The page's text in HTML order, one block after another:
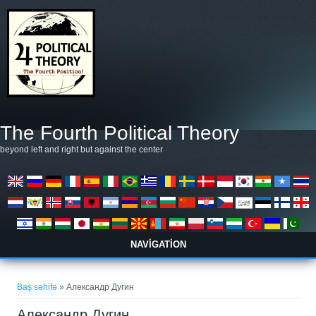
The Fourth Political Theory
beyond left and right but against the center
NAVIGATION
Baş səhifə » Александр Дугин